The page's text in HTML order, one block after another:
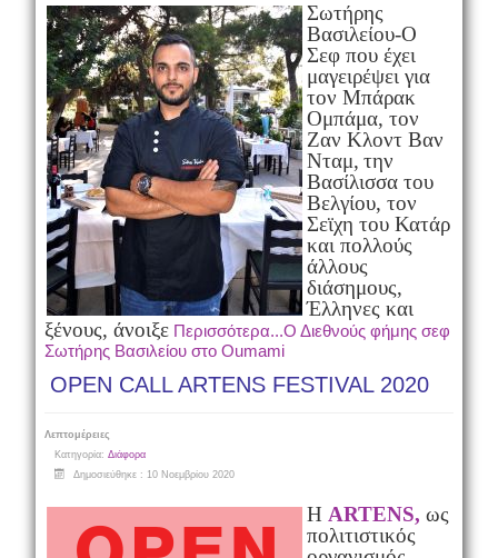
Σωτήρης
Βασιλείου-Ο
Σεφ που έχει
μαγειρέψει για
τον Μπάρακ
Ομπάμα, τον
Ζαν Κλοντ Βαν
Νταμ, την
Βασίλισσα του
Βελγίου, τον
Σεϊχη του Κατάρ
και πολλούς
άλλους
διάσημους,
Έλληνες και
ξένους, άνοιξε Περισσότερα...Ο Διεθνούς φήμης σεφ
Σωτήρης Βασιλείου στο Oumami
OPEN CALL ARTENS FESTIVAL 2020
Λεπτομέρειες
Κατηγορία: Διάφορα
Δημοσιεύθηκε : 10 Νοεμβρίου 2020
Η ARTENS, ως
πολιτιστικός